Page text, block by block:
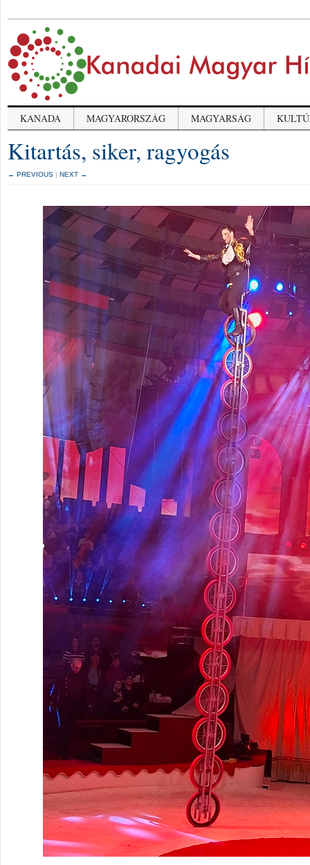
KANADA MAGYARORSZÁG MAGYARSÁG
Kitartás, siker, ragyogás
← PREVIOUS | NEXT →